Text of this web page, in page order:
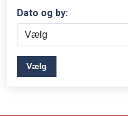
Dato og by:
Vælg